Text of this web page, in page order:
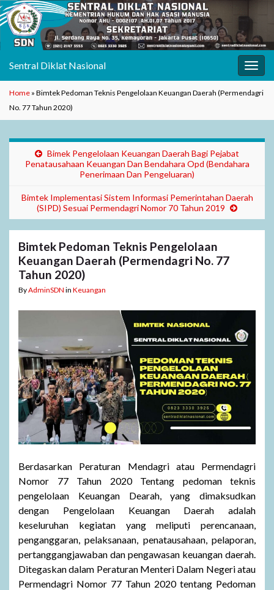
Sentral Diklat Nasional
Home » Bimtek Pedoman Teknis Pengelolaan Keuangan Daerah (Permendagri
No. 77 Tahun 2020)
Bimek Pengelolaan Keuangan Daerah Bagi Pejabat
Penatausahaan Keuangan Dan Bendahara Opd (Bendahara
Penerimaan Dan Pengeluaran)
Bimtek Implementasi Sistem Informasi Pemerintahan Daerah
(SIPD) Sesuai Permendagri Nomor 70 Tahun 2019
Bimtek Pedoman Teknis Pengelolaan
Keuangan Daerah (Permendagri No. 77
Tahun 2020)
ByAdminSDN in Keuangan
Berdasarkan Peraturan Mendagri atau Permendagri
Nomor 77 Tahun 2020 Tentang pedoman teknis
pengelolaan Keuangan Dearah, yang dimaksudkan
dengan Pengelolaan Keuangan Daerah adalah
keseluruhan kegiatan yang meliputi perencanaan,
penganggaran, pelaksanaan, penatausahaan, pelaporan,
pertanggangjawaban dan pengawasan keuangan daerah.
Ditegaskan dalam Peraturan Menteri Dalam Negeri atau
Permendagri Nomor 77 Tahun 2020 tentang Pedoman